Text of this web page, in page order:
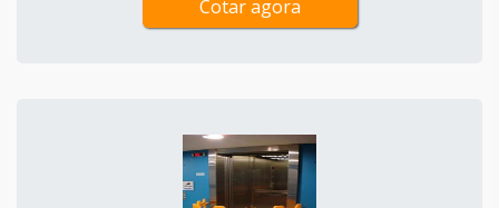
Cotar agora